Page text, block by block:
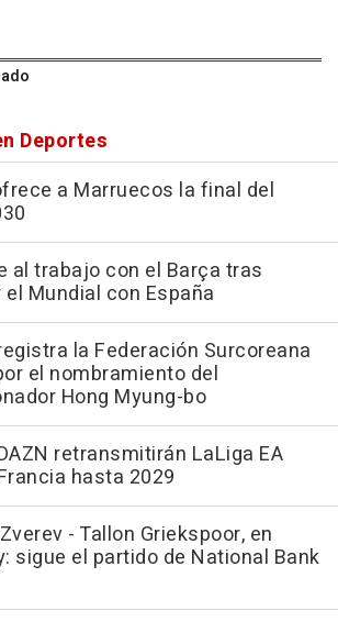
Deportes
a Marruecos la final del
al trabajo con el Barça tras
Mundial con España
la Federación Surcoreana
el nombramiento del
Hong Myung-bo
retransmitirán LaLiga EA
hasta 2029
- Tallon Griekspoor, en
sigue el partido de National Bank